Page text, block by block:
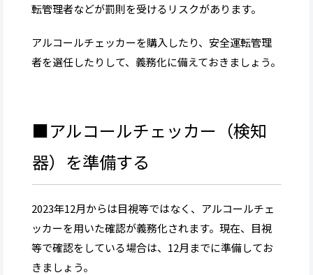
転管理者などが罰則を受けるリスクがあります。
アルコールチェッカーを購入したり、安全運転管理
者を選任したりして、義務化に備えておきましょう。
■アルコールチェッカー（検知
器）を準備する
2023年12月からは目視等ではなく、アルコールチェ
ッカーを用いた確認が義務化されます。現在、目視
等で確認をしている場合は、12月までに準備してお
きましょう。